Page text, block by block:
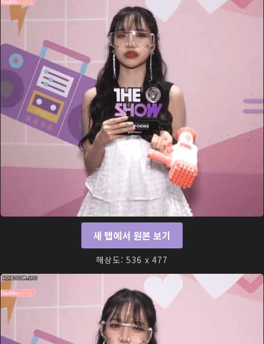
새 탭에서 원본 보기
해상도: 536 x 477